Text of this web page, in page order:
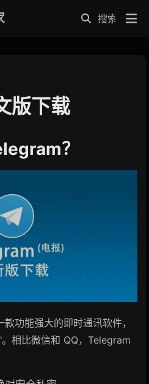
版下载
？
功能强大的即时通讯软件，
相比微信和 QQ，Telegram